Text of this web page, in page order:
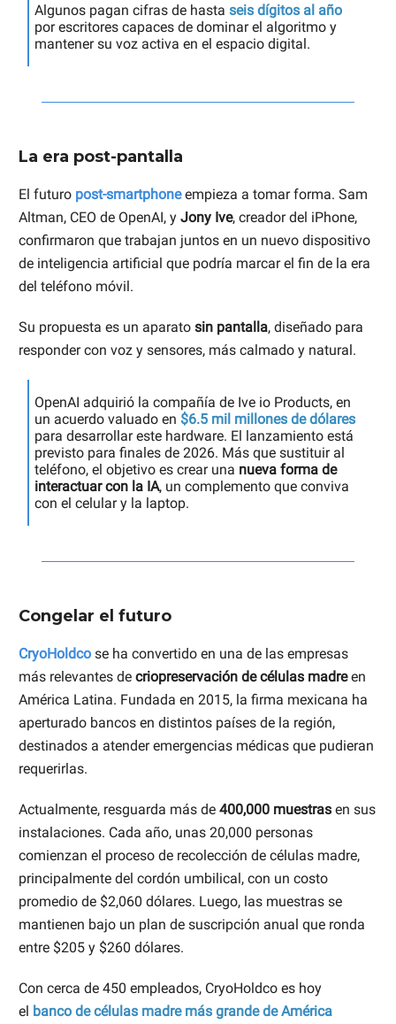
Algunos pagan cifras de hasta seis dígitos al año
por escritores capaces de dominar el algoritmo y
mantener su voz activa en el espacio digital.
La era post-pantalla
El futuro post-smartphoneempieza a tomar forma. Sam
Altman, CEO de OpenAI, y Jony Ive, creador del iPhone,
confirmaron que trabajan juntos en un nuevo dispositivo
de inteligencia artificial que podría marcar el fin de la era
del teléfono móvil.
Su propuesta es un aparato sin pantalla, diseñado para
responder con voz y sensores, más calmado y natural.
OpenAI adquirió la compañía de Ive io Products, en
un acuerdo valuado en $6.5 mil millones de dólares
para desarrollar este hardware. El lanzamiento está
previsto para finales de 2026. Más que sustituir al
teléfono, el objetivo es crear una nueva forma de
interactuar con la IA, un complemento que conviva
con el celular y la laptop.
Congelar el futuro
CryoHoldco se ha convertido en una de las empresas
más relevantes de criopreservación de células madreen
América Latina. Fundada en 2015, la firma mexicana ha
aperturado bancos en distintos países de la región,
destinados a atender emergencias médicas que pudieran
requerirlas.
Actualmente, resguarda más de 400,000 muestras en sus
instalaciones. Cada año, unas 20,000 personas
comienzan el proceso de recolección de células madre,
principalmente del cordón umbilical, con un costo
promedio de $2,060 dólares. Luego, las muestras se
mantienen bajo un plan de suscripción anual que ronda
entre $205 y $260 dólares.
Con cerca de 450 empleados, CryoHoldco es hoy
el banco de células madre más grande de América